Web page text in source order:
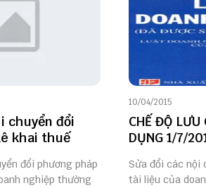
chuyển đổi
khai thuế
đổi phương pháp
nghiệp thường
10/04/2015
CHẾ ĐỘ
DỤNG 1/7/
Sửa đổi các nội
tài liệu của